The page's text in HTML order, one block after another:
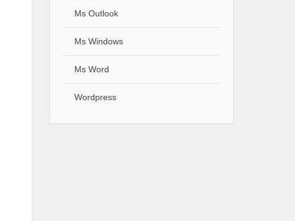
Ms Outlook
Ms Windows
Ms Word
Wordpress